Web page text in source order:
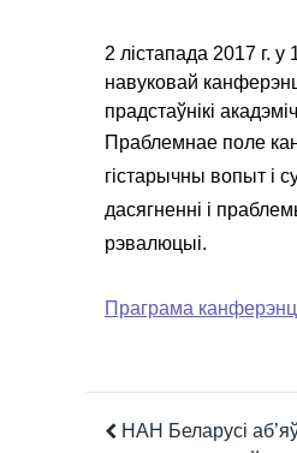
2 лістапада 2017 г.
навуковай
прадстаўнікі
Праблемнае поле
гістарычны вопыт і
дасягненні і
рэвалюцыі.
Праграма
НАН Беларусі